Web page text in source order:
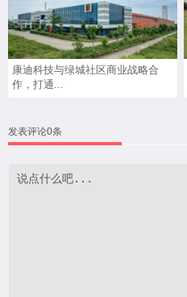
康迪科技与绿城社区商业战略合
作，打通...
发表评论0条